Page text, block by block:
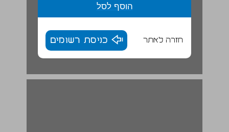
הוסף לסל
חזרה לאתר כניסת רשומים
א. מאפייני האקלים ... 24